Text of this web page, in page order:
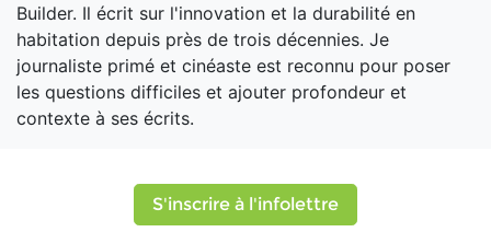
Builder. Il écrit sur l'innovation et la durabilité en
habitation depuis près de trois décennies. Je
journaliste primé et cinéaste est reconnu pour poser
les questions difficiles et ajouter profondeur et
contexte à ses écrits.
S'inscrire à l'infolettre